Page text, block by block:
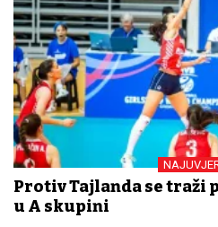
Protiv Tajlanda se traži
u A skupini